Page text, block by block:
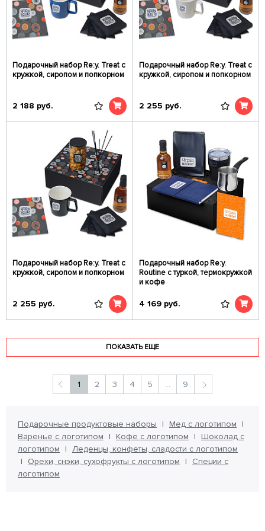
Подарочный набор Re:y. Treat с
кружкой, сиропом и попкорном
2 188 руб.
Подарочный набор Re:y. Treat с
кружкой, сиропом и попкорном
2 255 руб.
Подарочный набор Re:y. Treat с
кружкой, сиропом и попкорном
2 255 руб.
Подарочный набор Re:y.
Routine с туркой, термокружкой
и кофе
4 169 руб.
ПОКАЗАТЬ ЕЩЕ
1 2 3 4 5 ... 9
Подарочные продуктовые наборы
Мед с логотипом
Варенье с логотипом
Кофе с логотипом
Шоколад с
логотипом
Леденцы, конфеты, сладости с логотипом
Орехи, снэки, сухофрукты с логотипом
Специи с
логотипом